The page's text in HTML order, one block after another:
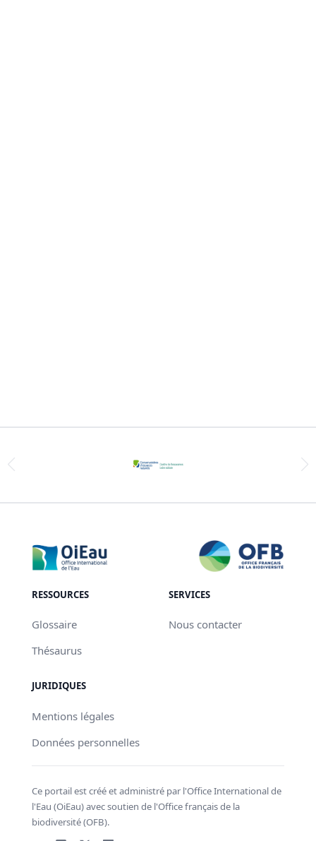
RESSOURCES
Glossaire
Thésaurus
SERVICES
Nous contacter
JURIDIQUES
Mentions légales
Données personnelles
Ce portail est créé et administré par l'Office International de
l'Eau (OiEau) avec soutien de l'Office français de la
biodiversité (OFB).